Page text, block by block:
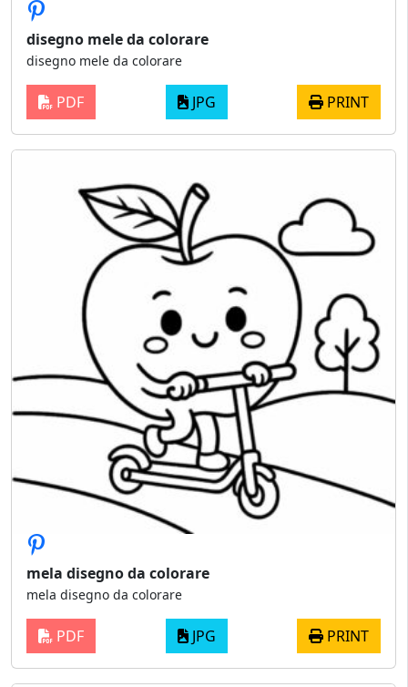
disegno mele da colorare
disegno mele da colorare
PDF JPG PRINT
mela disegno da colorare
mela disegno da colorare
PDF JPG PRINT